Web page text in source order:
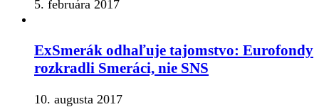
5. februára 2017
ExSmerák odhaľuje tajomstvo: Eurofondy
rozkradli Smeráci, nie SNS
10. augusta 2017